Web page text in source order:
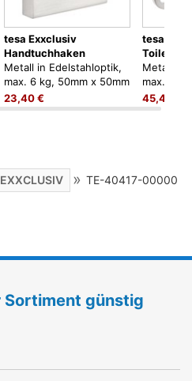
tesa Exxclusiv
Handtuchhaken
Metall in Edelstahloptik,
max. 6 kg, 50mm x 50mm
x 39mm, zum Kleben,
kein Bohren
23,40 €
tesa
Metall in
max. 6
160mm x
Kleben,
45,40 €
» TE-40417-00000
Sortiment günstig